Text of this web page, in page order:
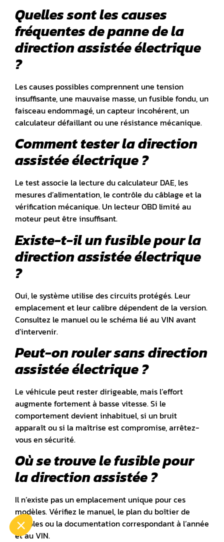
Quelles sont les causes
fréquentes de panne de la
direction assistée électrique
?
Les causes possibles comprennent une tension
insuffisante, une mauvaise masse, un fusible fondu, un
faisceau endommagé, un capteur incohérent, un
calculateur défaillant ou une résistance mécanique.
Comment tester la direction
assistée électrique ?
Le test associe la lecture du calculateur DAE, les
mesures d’alimentation, le contrôle du câblage et la
vérification mécanique. Un lecteur OBD limité au
moteur peut être insuffisant.
Existe-t-il un fusible pour la
direction assistée électrique
?
Oui, le système utilise des circuits protégés. Leur
emplacement et leur calibre dépendent de la version.
Consultez le manuel ou le schéma lié au VIN avant
d’intervenir.
Peut-on rouler sans direction
assistée électrique ?
Le véhicule peut rester dirigeable, mais l’effort
augmente fortement à basse vitesse. Si le
comportement devient inhabituel, si un bruit
apparaît ou si la maîtrise est compromise, arrêtez-
vous en sécurité.
Où se trouve le fusible pour
la direction assistée ?
Il n’existe pas un emplacement unique pour ces
modèles. Vérifiez le manuel, le plan du boîtier de
fusibles ou la documentation correspondant à l’année
et au VIN.